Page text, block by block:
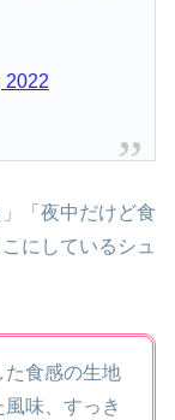
2022
「夜中だけど食
にしているシュ
た食感の生地
味、すっき